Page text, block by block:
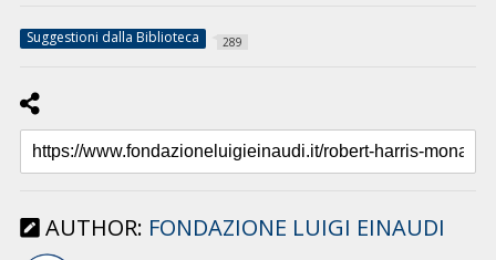
Suggestioni dalla Biblioteca 289
AUTHOR: FONDAZIONE LUIGI EINAUDI